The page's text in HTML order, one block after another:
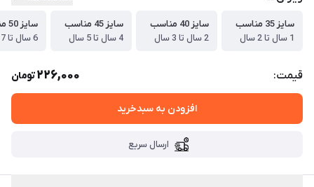
سایز 35 مناسب
1 سال تا 2 سال
سایز 40 مناسب
2 سال تا 3 سال
سایز 45 مناسب
4 سال تا 5 سال
سایز 50 مناسب
6 سال تا 7 سال
قیمت: 226,000تومان
افزودن به سبدخرید
ارسال سریع